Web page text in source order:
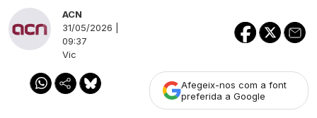
ACN
31/05/2026 |
09:37
Vic
Afegeix-nos com a font
preferida a Google